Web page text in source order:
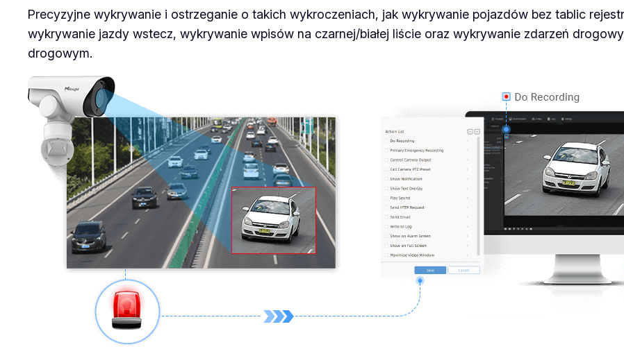
Precyzyjne wykrywanie i ostrzeganie o takich wykroczeniach, jak wykrywanie pojazdów bez tablic
wykrywanie jazdy wstecz, wykrywanie wpisów na czarnej/białej liście oraz wykrywanie zdarzeń
drogowym.